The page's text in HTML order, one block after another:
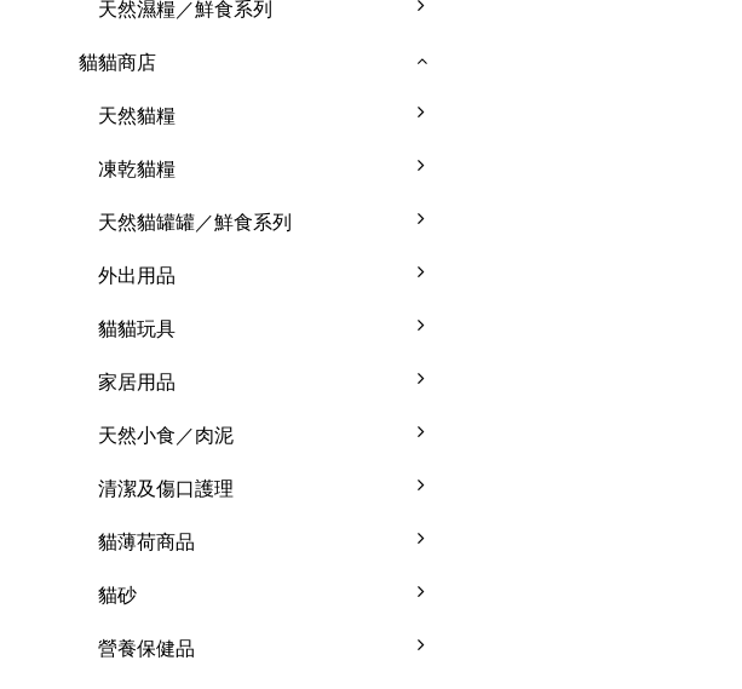
天然濕糧／鮮食系列
貓貓商店
天然貓糧
凍乾貓糧
天然貓罐罐／鮮食系列
外出用品
貓貓玩具
家居用品
天然小食／肉泥
清潔及傷口護理
貓薄荷商品
貓砂
營養保健品